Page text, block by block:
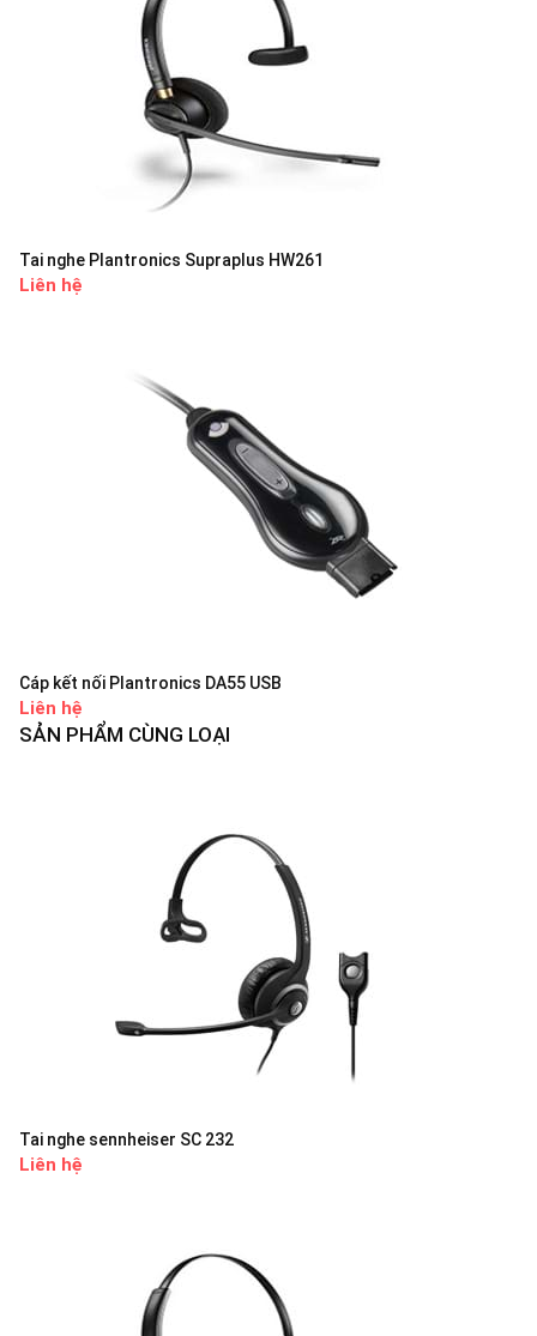
Tai nghe Plantronics Supraplus HW261
Liên hệ
Cáp kết nối Plantronics DA55 USB
Liên hệ
SẢN PHẨM CÙNG LOẠI
Tai nghe sennheiser SC 232
Liên hệ